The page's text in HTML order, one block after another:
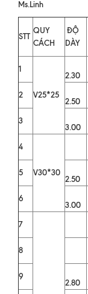
Ms.Linh
STT
QUY
CÁCH
ĐỘ
DÀY
1
V25*25
2.30
2
2.50
3
3.00
4
V30*30
5
2.50
6
3.00
7
8
9
2.80